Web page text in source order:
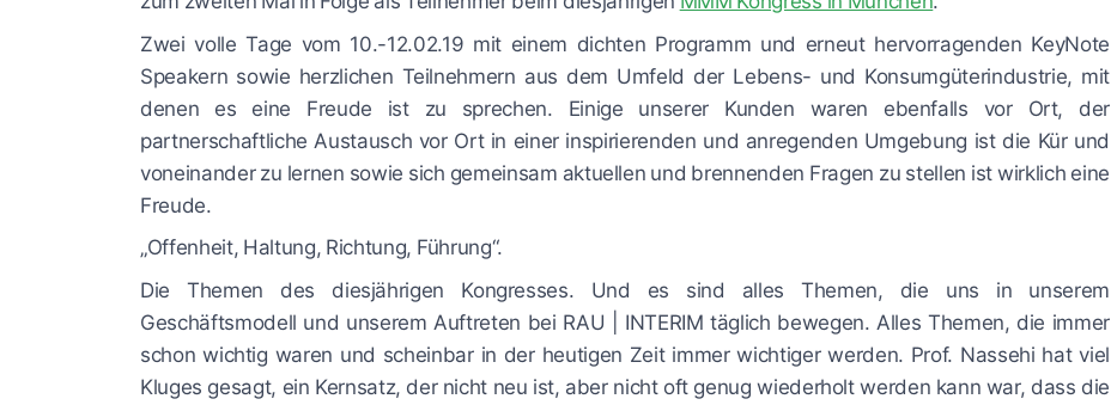
Zwei volle Tage vom 10.-12.02.19 mit einem dichten Programm und erneut hervorragenden KeyNote
Speakern sowie herzlichen Teilnehmern aus dem Umfeld der Lebens- und Konsumgüterindustrie, mit
denen es eine Freude ist zu sprechen. Einige unserer Kunden waren ebenfalls vor Ort, der
partnerschaftliche Austausch vor Ort in einer inspirierenden und anregenden Umgebung ist die Kür und
voneinander zu lernen sowie sich gemeinsam aktuellen und brennenden Fragen zu stellen ist wirklich eine
Freude.
„Offenheit, Haltung, Richtung, Führung“.
Die Themen des diesjährigen Kongresses. Und es sind alles Themen, die uns in unserem
Geschäftsmodell und unserem Auftreten bei RAU | INTERIM täglich bewegen. Alles Themen, die immer
schon wichtig waren und scheinbar in der heutigen Zeit immer wichtiger werden. Prof. Nassehi hat viel
Kluges gesagt, ein Kernsatz, der nicht neu ist, aber nicht oft genug wiederholt werden kann war, dass die